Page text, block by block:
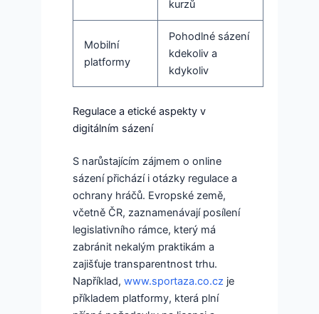
kurzů
Mobilní
platformy
Pohodlné sázení
kdekoliv a
kdykoliv
Regulace a etické aspekty v
digitálním sázení
S narůstajícím zájmem o online
sázení přichází i otázky regulace a
ochrany hráčů. Evropské země,
včetně ČR, zaznamenávají posílení
legislativního rámce, který má
zabránit nekalým praktikám a
zajišťuje transparentnost trhu.
Například,www.sportaza.co.cz je
příkladem platformy, která plní